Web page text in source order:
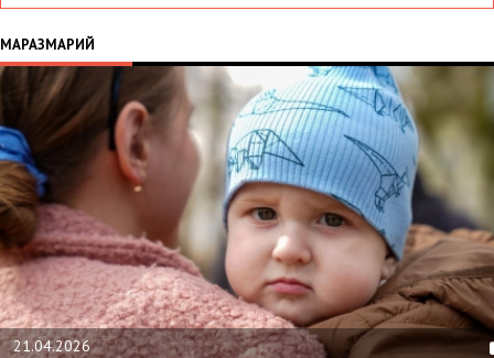
МАРАЗМАРИЙ
02.02.2026